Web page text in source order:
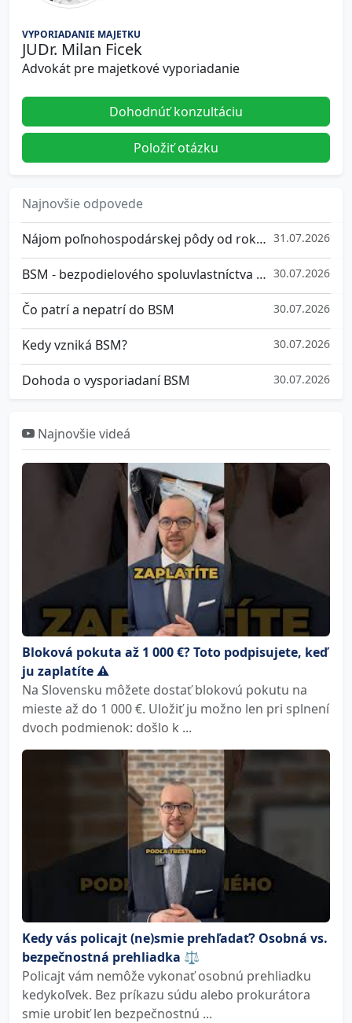
VYPORIADANIE MAJETKU
JUDr. Milan Ficek
Advokát pre majetkové vyporiadanie
Dohodnúť konzultáciu
Položiť otázku
Najnovšie odpovede
Nájom poľnohospodárskej pôdy od roku 2026 31.07.2026
BSM - bezpodielového spoluvlastníctva manželov 30.07.2026
Čo patrí a nepatrí do BSM 30.07.2026
Kedy vzniká BSM? 30.07.2026
Dohoda o vysporiadaní BSM 30.07.2026
Najnovšie videá
Bloková pokuta až 1 000 €? Toto podpisujete, keď
ju zaplatíte ⚠️
Na Slovensku môžete dostať blokovú pokutu na
mieste až do 1 000 €. Uložiť ju možno len pri splnení
dvoch podmienok: došlo k ...
Kedy vás policajt (ne)smie prehľadať? Osobná vs.
bezpečnostná prehliadka ⚖️
Policajt vám nemôže vykonať osobnú prehliadku
kedykoľvek. Bez príkazu súdu alebo prokurátora
smie urobiť len bezpečnostnú ...